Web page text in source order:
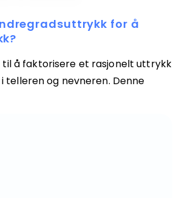
for å
å faktorisere et rasjonelt uttrykk
og nevneren. Denne